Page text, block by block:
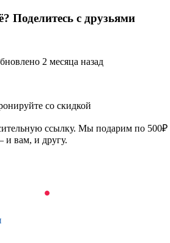
Поделитесь с друзьями
2 месяца назад
со скидкой
ссылку. Мы подарим по 500₽
вам, и другу.